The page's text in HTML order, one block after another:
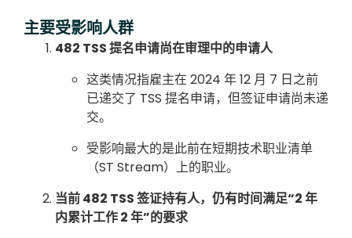
主要受影响人群
482 TSS 提名申请尚在审理中的申请人
这类情况指雇主在 2024 年 12 月 7 日之前
已递交了 TSS 提名申请，但签证申请尚未递
交。
受影响最大的是此前在短期技术职业清单
（ST Stream）上的职业。
当前 482 TSS 签证持有人，仍有时间满足“2 年
内累计工作 2 年”的要求